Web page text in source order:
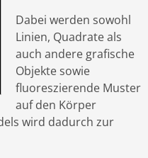
Dabei werden sowohl
Linien, Quadrate als
auch andere grafische
Objekte sowie
fluoreszierende Muster
auf den Körper
wird dadurch zur